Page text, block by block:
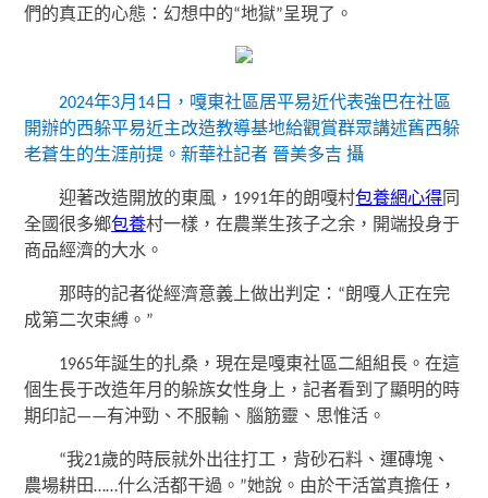
們的真正的心態：幻想中的“地獄”呈現了。
2024年3月14日，嘎東社區居平易近代表強巴在社區
開辦的西躲平易近主改造教導基地給觀賞群眾講述舊西躲
老蒼生的生涯前提。新華社記者 晉美多吉 攝
迎著改造開放的東風，1991年的朗嘎村包養網心得 同
全國很多鄉包養村一樣，在農業生孩子之余，開端投身于
商品經濟的大水。
那時的記者從經濟意義上做出判定：“朗嘎人正在完
成第二次束縛。”
1965年誕生的扎桑，現在是嘎東社區二組組長。在這
個生長于改造年月的躲族女性身上，記者看到了顯明的時
期印記——有沖勁、不服輸、腦筋靈、思惟活。
“我21歲的時辰就外出往打工，背砂石料、運磚塊、
農場耕田……什么活都干過。”她說。由於干活當真擔任，